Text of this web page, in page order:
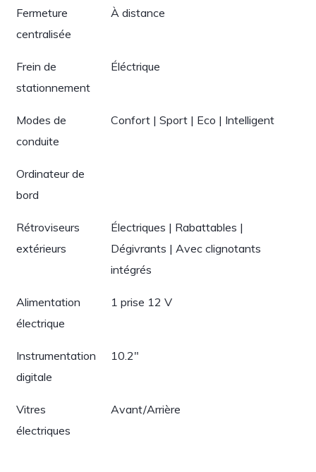
Fermeture
centralisée
À distance
Frein de
stationnement
Éléctrique
Modes de
conduite
Confort | Sport | Eco | Intelligent
Ordinateur de
bord
Rétroviseurs
extérieurs
Électriques | Rabattables |
Dégivrants | Avec clignotants
intégrés
Alimentation
électrique
1 prise 12 V
Instrumentation
digitale
10.2"
Vitres
électriques
Avant/Arrière